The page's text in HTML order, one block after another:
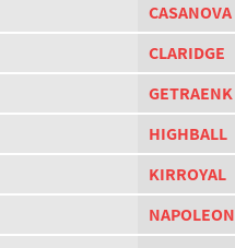
CASANOVA
CLARIDGE
GETRAENK
HIGHBALL
KIRROYAL
NAPOLEON